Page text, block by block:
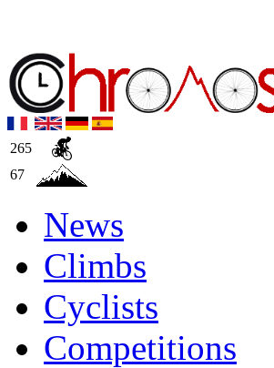
265
67
News
Climbs
Cyclists
Competitions